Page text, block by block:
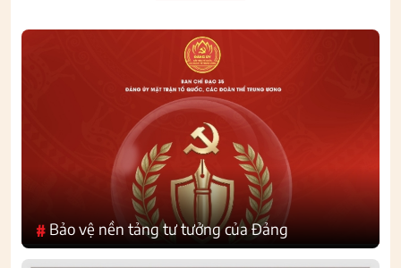
# Bảo vệ nền tảng tư tưởng của Đảng